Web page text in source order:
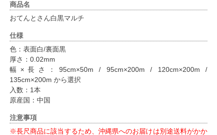
商品名
おてんとさん白黒マルチ
仕様
色：表面白/裏面黒
厚さ：0.02mm
幅×長さ：95cm×50m / 95cm×200m / 120cm×200m /
135cm×200m から選択
入数：1本
原産国：中国
注意事項
※長尺商品に該当するため、沖縄県へのお届けは別途送料がかか